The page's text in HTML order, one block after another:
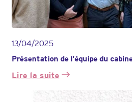
13/04/2025
Présentation de l’équipe du
Lire la suite
:
Présentation